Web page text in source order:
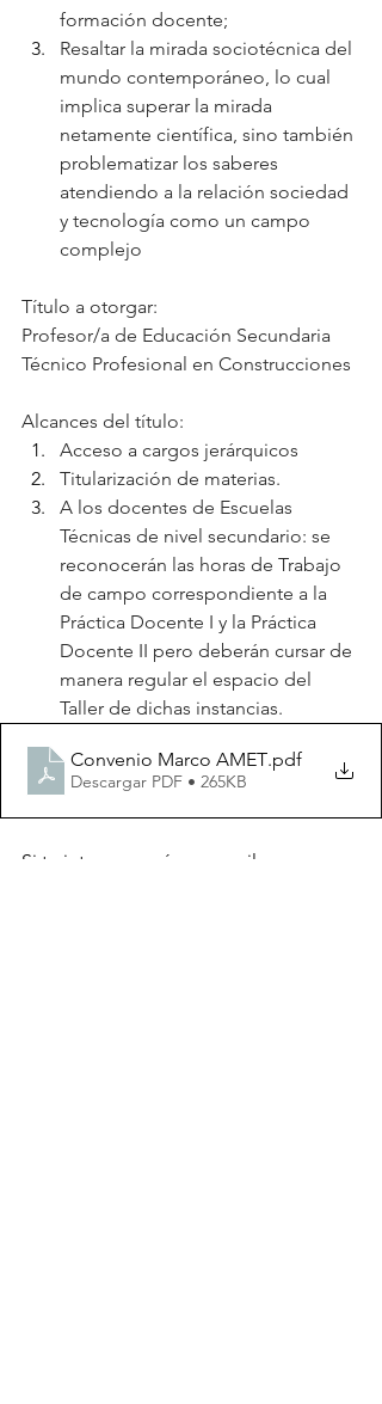
formación docente;
﻿﻿﻿Resaltar la mirada sociotécnica del
mundo contemporáneo, lo cual
implica superar la mirada
netamente científica, sino también
problematizar los saberes
atendiendo a la relación sociedad
y tecnología como un campo
complejo
Título a otorgar:
Profesor/a de Educación Secundaria
Técnico Profesional en Construcciones
Alcances del título:
﻿﻿﻿Acceso a cargos jerárquicos
﻿﻿﻿Titularización de materias.
﻿﻿﻿A los docentes de Escuelas
Técnicas de nivel secundario: se
reconocerán las horas de Trabajo
de campo correspondiente a la
Práctica Docente I y la Práctica
Docente II pero deberán cursar de
manera regular el espacio del
Taller de dichas instancias.
Convenio Marco AMET.pdf
Descargar PDF • 265KB
Si te interesa envía un email a